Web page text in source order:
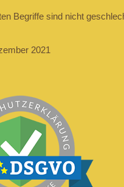
Begriffe sind nicht
2021